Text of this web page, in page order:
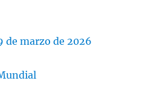
de marzo de 2026